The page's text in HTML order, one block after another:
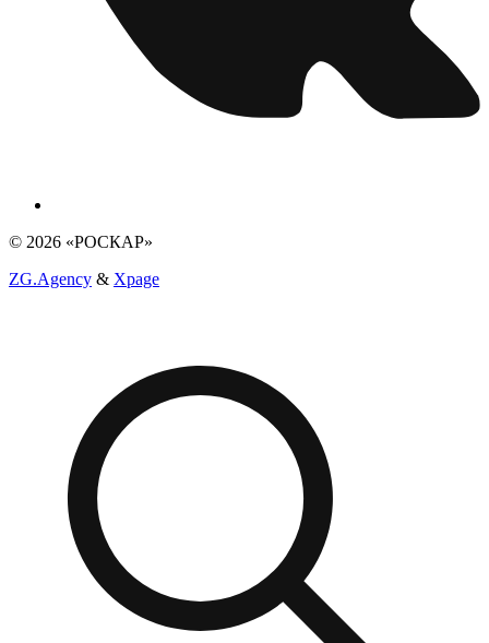
© 2026 «РОСКАР»
ZG.Agency & Xpage